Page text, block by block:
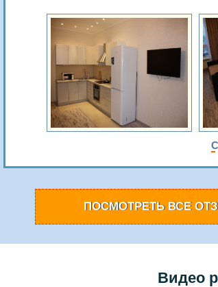
ПОСМОТРЕТЬ ВСЕ
Видео